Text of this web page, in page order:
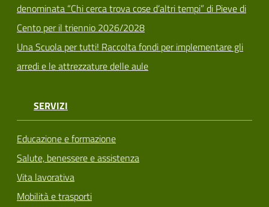
denominata “Chi cerca trova cose d’altri tempi” di Pieve di
Cento per il triennio 2026/2028
Una Scuola per tutti! Raccolta fondi per implementare gli
arredi e le attrezzature delle aule
SERVIZI
Educazione e formazione
Salute, benessere e assistenza
Vita lavorativa
Mobilità e trasporti